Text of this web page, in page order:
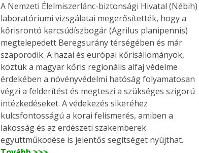
A Nemzeti Élelmiszerlánc-biztonsági Hivatal (Nébih)
laboratóriumi vizsgálatai megerősítették, hogy a
kőrisrontó karcsúdíszbogár (Agrilus planipennis)
megtelepedett Beregsurány térségében és már
szaporodik. A hazai és európai kőrisállományok,
köztük a magyar kőris regionális alfaj védelme
érdekében a növényvédelmi hatóság folyamatosan
végzi a felderítést és megteszi a szükséges szigorú
intézkedéseket. A védekezés sikeréhez
kulcsfontosságú a korai felismerés, amiben a
lakosság és az erdészeti szakemberek
együttműködése is jelentős segítséget nyújthat.